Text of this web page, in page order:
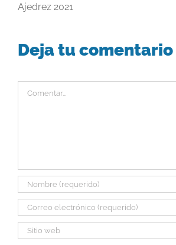
Ajedrez 2021
Deja tu comentario